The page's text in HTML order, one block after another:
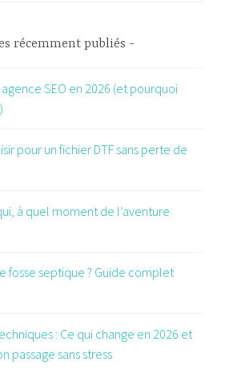
récemment publiés
SEO en 2026 (et pourquoi
pour un fichier DTF sans perte de
à quel moment de l’aventure
fosse septique ? Guide complet
: Ce qui change en 2026 et
passage sans stress